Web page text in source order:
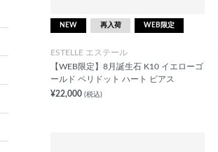
NEW 再入荷 WEB限定
ESTELLE エステール
【WEB限定】8月誕生石 K10 イエローゴ
ールド ペリドット ハート ピアス
¥22,000 (税込)